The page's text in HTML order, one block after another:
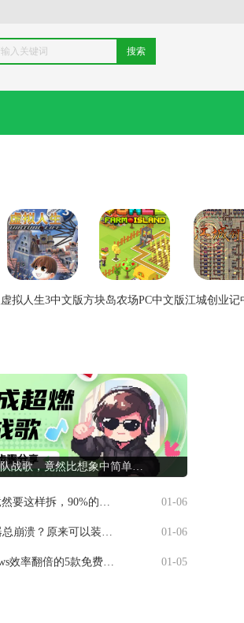
搜索
虚拟人生3中文版方块岛农场PC中文版江城创业记
用AI写团队战歌，竟然比想象中简单这么多
三脚架云台竟然要这样拆，90%的摄影新手都做错了 01-06
AI工具服务器总崩溃？原来可以装进自己电脑里 01-06
让你的Windows效率翻倍的5款免费神器 01-05